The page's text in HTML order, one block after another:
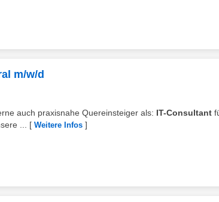
m/w/d
auch praxisnahe Quereinsteiger als: IT-Consultant
...
[ Weitere Infos ]